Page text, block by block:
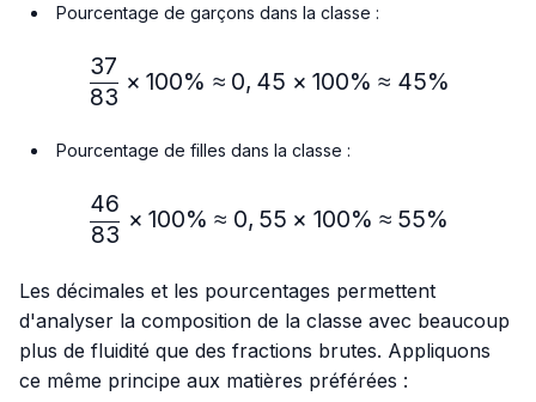
Pourcentage de garçons dans la classe :
\frac{37}{83} × 100\%≈
83
37
× 100% ≈ 0, 45 × 100% ≈ 45%
Pourcentage de filles dans la classe :
\frac{46}{83} × 100\%
83
46
× 100% ≈ 0, 55 × 100% ≈ 55%
Les décimales et les pourcentages permettent
d'analyser la composition de la classe avec beaucoup
plus de fluidité que des fractions brutes. Appliquons
ce même principe aux matières préférées :